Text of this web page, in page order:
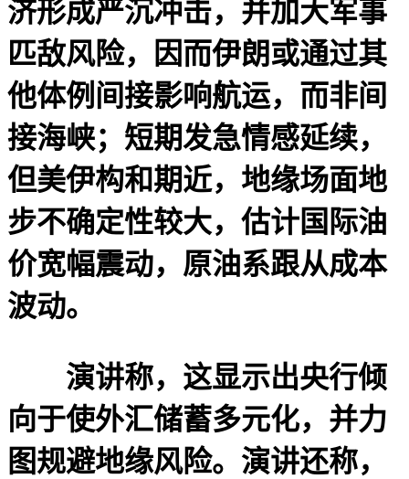
济形成严沉冲击，并加大军事
匹敌风险，因而伊朗或通过其
他体例间接影响航运，而非间
接海峡；短期发急情感延续，
但美伊构和期近，地缘场面地
步不确定性较大，估计国际油
价宽幅震动，原油系跟从成本
波动。
演讲称，这显示出央行倾
向于使外汇储蓄多元化，并力
图规避地缘风险。演讲还称，